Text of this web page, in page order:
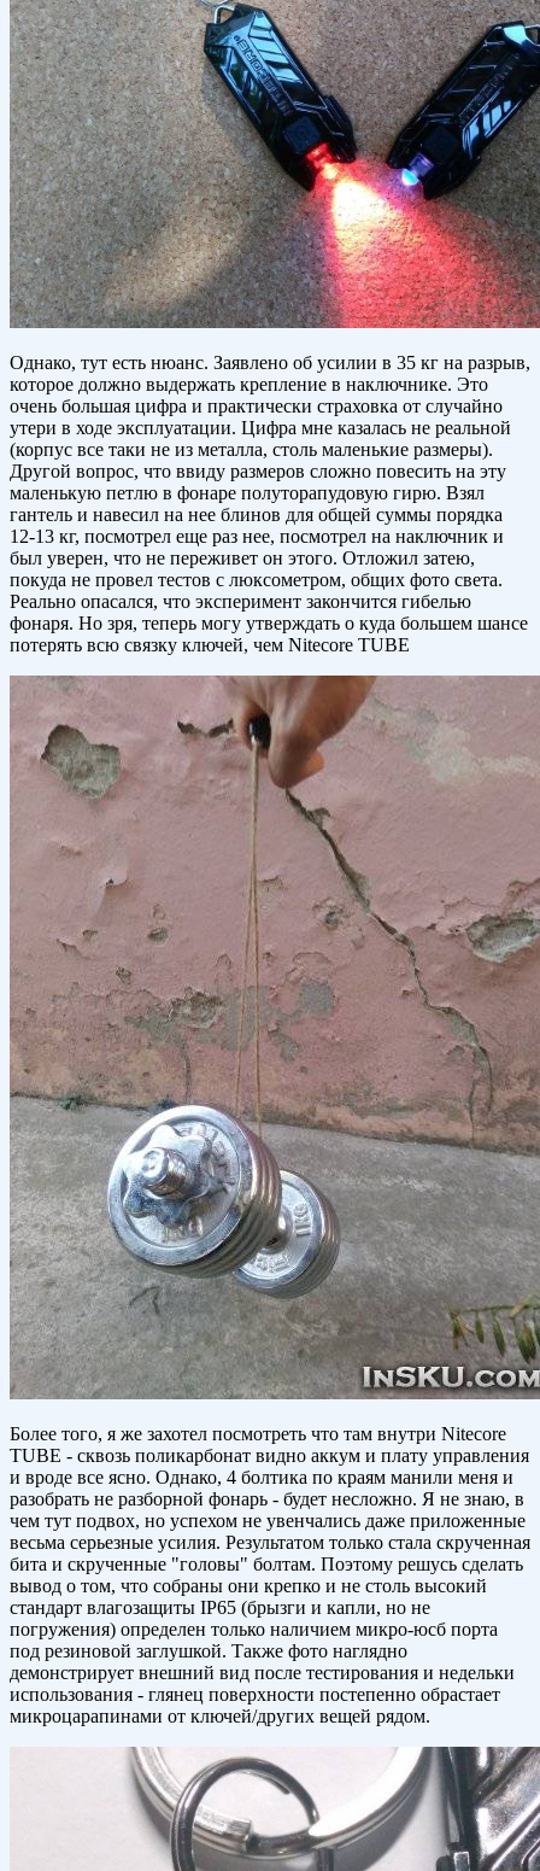
Однако, тут есть нюанс. Заявлено об усилии в 35 кг на разрыв,
которое должно выдержать крепление в наключнике. Это
очень большая цифра и практически страховка от случайно
утери в ходе эксплуатации. Цифра мне казалась не реальной
(корпус все таки не из металла, столь маленькие размеры).
Другой вопрос, что ввиду размеров сложно повесить на эту
маленькую петлю в фонаре полуторапудовую гирю. Взял
гантель и навесил на нее блинов для общей суммы порядка
12-13 кг, посмотрел еще раз нее, посмотрел на наключник и
был уверен, что не переживет он этого. Отложил затею,
покуда не провел тестов с люксометром, общих фото света.
Реально опасался, что эксперимент закончится гибелью
фонаря. Но зря, теперь могу утверждать о куда большем шансе
потерять всю связку ключей, чем Nitecore TUBE
Более того, я же захотел посмотреть что там внутри Nitecore
TUBE - сквозь поликарбонат видно аккум и плату управления
и вроде все ясно. Однако, 4 болтика по краям манили меня и
разобрать не разборной фонарь - будет несложно. Я не знаю, в
чем тут подвох, но успехом не увенчались даже приложенные
весьма серьезные усилия. Результатом только стала скрученная
бита и скрученные "головы" болтам. Поэтому решусь сделать
вывод о том, что собраны они крепко и не столь высокий
стандарт влагозащиты IP65 (брызги и капли, но не
погружения) определен только наличием микро-юсб порта
под резиновой заглушкой. Также фото наглядно
демонстрирует внешний вид после тестирования и недельки
использования - глянец поверхности постепенно обрастает
микроцарапинами от ключей/других вещей рядом.